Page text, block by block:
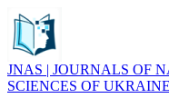
JNAS | JOURNALS OF
SCIENCES OF UKRAINE